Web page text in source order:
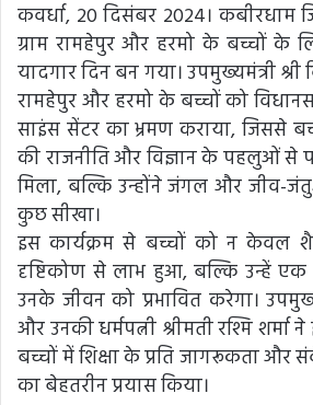
कवर्धा, 20 दिसंबर 2024। कबीरधाम
ग्राम रामहेपुर और हरमो के बच्चों
यादगार दिन बन गया। उपमुख्यमंत्री श्री
रामहेपुर और हरमो के बच्चों को
साइंस सेंटर का भ्रमण कराया, जिससे
की राजनीति और विज्ञान के पहलुओं से
मिला, बल्कि उन्होंने जंगल और जीव-
कुछ सीखा।
इस कार्यक्रम से बच्चों को न केवल
दृष्टिकोण से लाभ हुआ, बल्कि उन्हें
उनके जीवन को प्रभावित करेगा।
और उनकी धर्मपत्नी श्रीमती रश्मि
बच्चों में शिक्षा के प्रति जागरूकता और
का बेहतरीन प्रयास किया।